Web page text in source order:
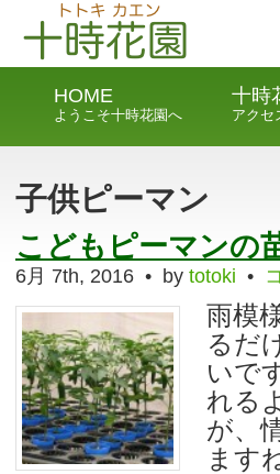
HOME
ようこそ十時花園へ
十時
アクセ
子供ピーマン
こどもピーマンの
6月 7th, 2016 • by totoki •
雨模
るだ
いで
れる
が、
ます